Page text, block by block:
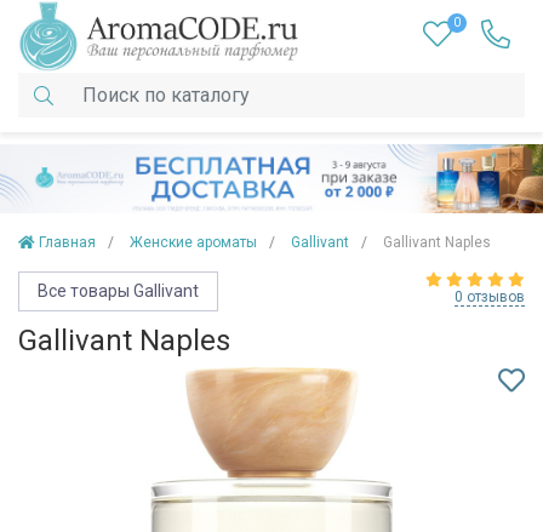
0
Главная Женские ароматы Gallivant Gallivant Naples
Все товары Gallivant 0 отзывов
Gallivant Naples